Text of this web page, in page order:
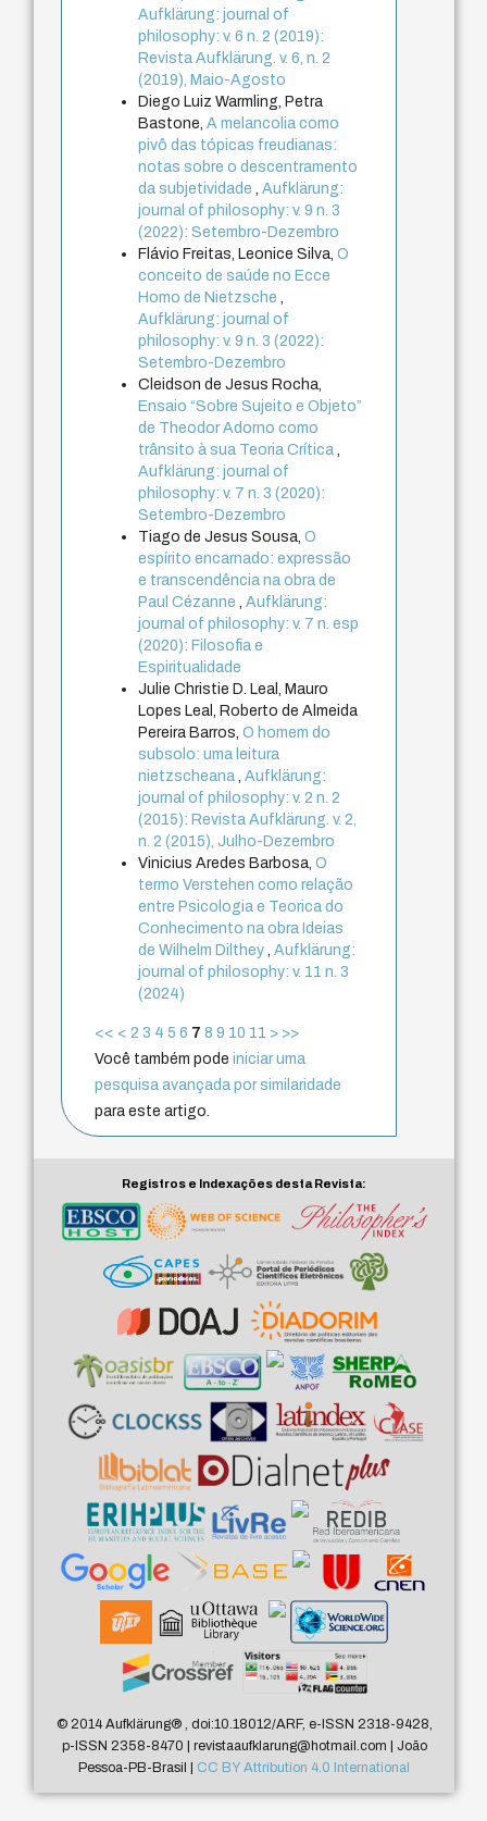
Aufklärung: journal of
philosophy: v. 6 n. 2 (2019):
Revista Aufklärung. v. 6, n. 2
(2019), Maio-Agosto
Diego Luiz Warmling, Petra
Bastone,A melancolia como
pivô das tópicas freudianas:
notas sobre o descentramento
da subjetividade,Aufklärung:
journal of philosophy: v. 9 n. 3
(2022): Setembro-Dezembro
Flávio Freitas, Leonice Silva,O
conceito de saúde no Ecce
Homo de Nietzsche,
Aufklärung: journal of
philosophy: v. 9 n. 3 (2022):
Setembro-Dezembro
Cleidson de Jesus Rocha,
Ensaio “Sobre Sujeito e Objeto”
de Theodor Adorno como
trânsito à sua Teoria Crítica,
Aufklärung: journal of
philosophy: v. 7 n. 3 (2020):
Setembro-Dezembro
Tiago de Jesus Sousa,O
espírito encarnado: expressão
e transcendência na obra de
Paul Cézanne,Aufklärung:
journal of philosophy: v. 7 n. esp
(2020): Filosofia e
Espiritualidade
Julie Christie D. Leal, Mauro
Lopes Leal, Roberto de Almeida
Pereira Barros,O homem do
subsolo: uma leitura
nietzscheana,Aufklärung:
journal of philosophy: v. 2 n. 2
(2015): Revista Aufklärung. v. 2,
n. 2 (2015), Julho-Dezembro
Vinicius Aredes Barbosa,O
termo Verstehen como relação
entre Psicologia e Teorica do
Conhecimento na obra Ideias
de Wilhelm Dilthey,Aufklärung:
journal of philosophy: v. 11 n. 3
(2024)
<< < 2 3 4 5 6 7 8 9 10 11 > >>
Você também podeiniciar uma
pesquisa avançada por similaridade
para este artigo.
Registros e Indexações desta Revista:
© 2014 Aufklärung®, doi:10.18012/ARF, e-ISSN 2318-9428,
p-ISSN 2358-8470 | revistaaufklarung@hotmail.com | João
Pessoa-PB-Brasil | CC BY Attribution 4.0 International